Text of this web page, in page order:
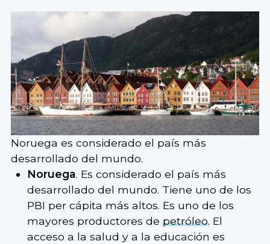
Noruega es considerado el país más
desarrollado del mundo.
Noruega. Es considerado el país más
desarrollado del mundo. Tiene uno de los
PBI per cápita más altos. Es uno de los
mayores productores depetróleo. El
acceso a la salud y a la educación es